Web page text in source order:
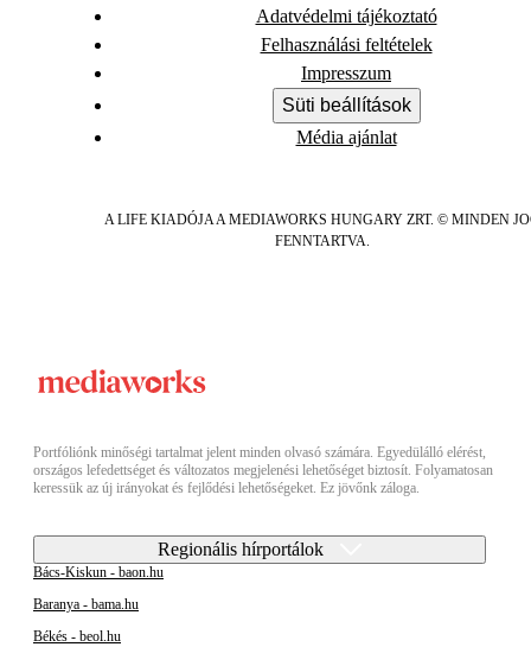
Adatvédelmi tájékoztató
Felhasználási feltételek
Impresszum
Süti beállítások
Média ajánlat
A LIFE KIADÓJA A MEDIAWORKS HUNGARY ZRT. © MINDEN
FENNTARTVA.
Portfóliónk minőségi tartalmat jelent minden olvasó számára. Egyedülálló elérést,
országos lefedettséget és változatos megjelenési lehetőséget biztosít. Folyamatosan
keressük az új irányokat és fejlődési lehetőségeket. Ez jövőnk záloga.
Regionális hírportálok
Bács-Kiskun - baon.hu
Baranya - bama.hu
Békés - beol.hu